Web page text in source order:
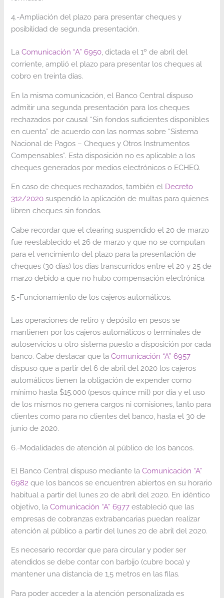
4.-Ampliación del plazo para presentar cheques y
posibilidad de segunda presentación.
LaComunicación “A” 6950 , dictada el 1º de abril del
corriente, amplió el plazo para presentar los cheques al
cobro en treinta días.
En la misma comunicación, el Banco Central dispuso
admitir una segunda presentación para los cheques
rechazados por causal “Sin fondos suficientes disponibles
en cuenta” de acuerdo con las normas sobre “Sistema
Nacional de Pagos – Cheques y Otros Instrumentos
Compensables”. Esta disposición no es aplicable a los
cheques generados por medios electrónicos o ECHEQ.
En caso de cheques rechazados, también el Decreto
312/2020 suspendió la aplicación de multas para quienes
libren cheques sin fondos.
Cabe recordar que el clearing suspendido el 20 de marzo
fue reestablecido el 26 de marzo y que no se computan
para el vencimiento del plazo para la presentación de
cheques (30 días) los días transcurridos entre el 20 y 25 de
marzo debido a que no hubo compensación electrónica
5.-Funcionamiento de los cajeros automáticos.
Las operaciones de retiro y depósito en pesos se
mantienen por los cajeros automáticos o terminales de
autoservicios u otro sistema puesto a disposición por cada
banco. Cabe destacar que laComunicación “A” 6957
dispuso que a partir del 6 de abril del 2020 los cajeros
automáticos tienen la obligación de expender como
mínimo hasta $15.000 (pesos quince mil) por día y el uso
de los mismos no genera cargos ni comisiones, tanto para
clientes como para no clientes del banco, hasta el 30 de
junio de 2020.
6.-Modalidades de atención al público de los bancos.
El Banco Central dispuso mediante laComunicación “A”
6982 que los bancos se encuentren abiertos en su horario
habitual a partir del lunes 20 de abril del 2020. En idéntico
objetivo, laComunicación “A” 6977 estableció que las
empresas de cobranzas extrabancarias puedan realizar
atención al público a partir del lunes 20 de abril del 2020.
Es necesario recordar que para circular y poder ser
atendidos se debe contar con barbijo (cubre boca) y
mantener una distancia de 1,5 metros en las filas.
Para poder acceder a la atención personalizada es